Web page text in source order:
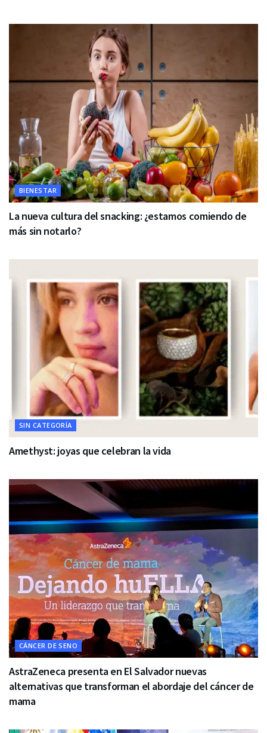
BIENESTAR
La nueva cultura del snacking: ¿estamos comiendo de
más sin notarlo?
SIN CATEGORÍA
Amethyst: joyas que celebran la vida
CÁNCER DE SENO
AstraZeneca presenta en El Salvador nuevas
alternativas que transforman el abordaje del cáncer de
mama